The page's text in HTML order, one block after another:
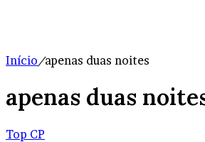
Início/apenas duas noites
apenas duas
Top CP